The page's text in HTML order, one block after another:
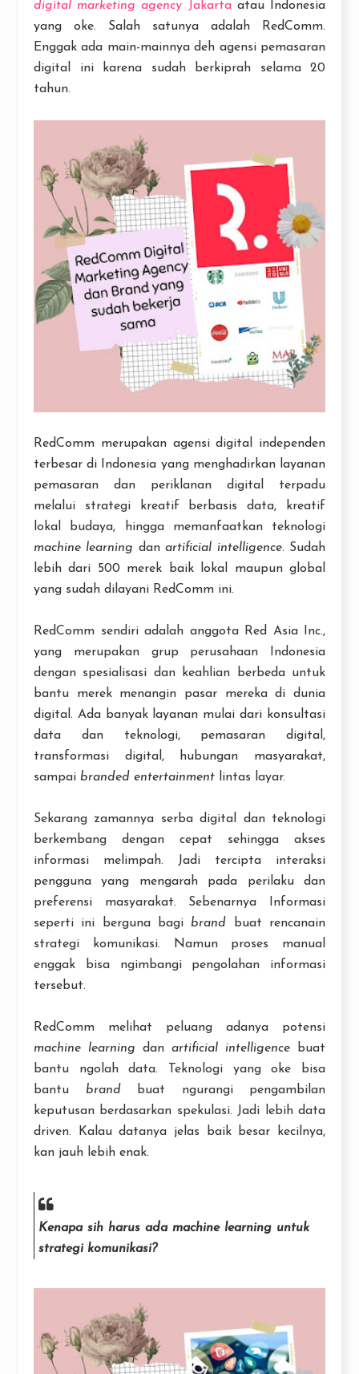
digital marketing agency Jakarta atau Indonesia
yang oke. Salah satunya adalah RedComm.
Enggak ada main-mainnya deh agensi pemasaran
digital ini karena sudah berkiprah selama 20
tahun.
RedComm merupakan agensi digital independen
terbesar di Indonesia yang menghadirkan layanan
pemasaran dan periklanan digital terpadu
melalui strategi kreatif berbasis data, kreatif
lokal budaya, hingga memanfaatkan teknologi
machine learning danartificial intelligence. Sudah
lebih dari 500 merek baik lokal maupun global
yang sudah dilayani RedComm ini.
RedComm sendiri adalah anggota Red Asia Inc.,
yang merupakan grup perusahaan Indonesia
dengan spesialisasi dan keahlian berbeda untuk
bantu merek menangin pasar mereka di dunia
digital. Ada banyak layanan mulai dari konsultasi
data dan teknologi, pemasaran digital,
transformasi digital, hubungan masyarakat,
sampai branded entertainment lintas layar.
Sekarang zamannya serba digital dan teknologi
berkembang dengan cepat sehingga akses
informasi melimpah. Jadi tercipta interaksi
pengguna yang mengarah pada perilaku dan
preferensi masyarakat. Sebenarnya Informasi
seperti ini berguna bagi brand buat rencanain
strategi komunikasi. Namun proses manual
enggak bisa ngimbangi pengolahan informasi
tersebut.
RedComm melihat peluang adanya potensi
machine learning dan artificial intelligence buat
bantu ngolah data. Teknologi yang oke bisa
bantu brand buat ngurangi pengambilan
keputusan berdasarkan spekulasi. Jadi lebih data
driven. Kalau datanya jelas baik besar kecilnya,
kan jauh lebih enak.
Kenapa sih harus ada machine learning untuk
strategi komunikasi?